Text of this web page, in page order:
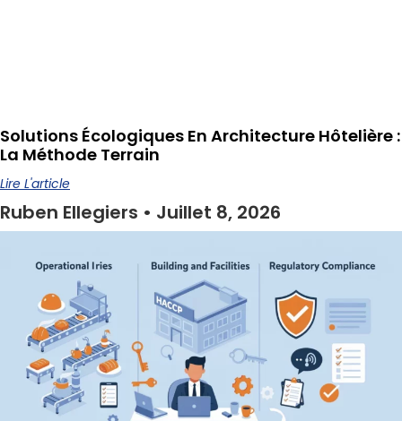
Solutions Écologiques En Architecture Hôtelière :
La Méthode Terrain
Lire L'article
Ruben Ellegiers Juillet 8, 2026